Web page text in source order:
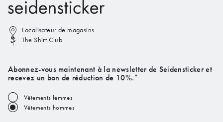
Localisateur de magasins
The Shirt Club
Abonnez-vous maintenant à la newsletter de Seidensticker et
recevez un bon de réduction de 10%.*
Vêtements femmes
Vêtements hommes